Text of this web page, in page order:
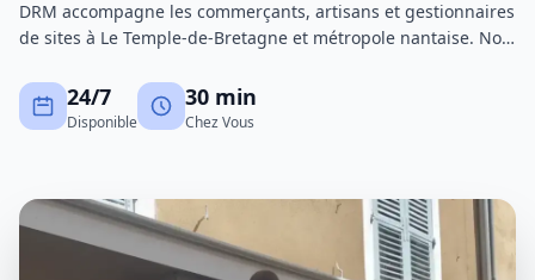
DRM accompagne les commerçants, artisans et gestionnaires
de sites à Le Temple-de-Bretagne et métropole nantaise. Nos
important pour réduire au maximum les immobilisations.
24/7
Disponible
30 min
Chez Vous